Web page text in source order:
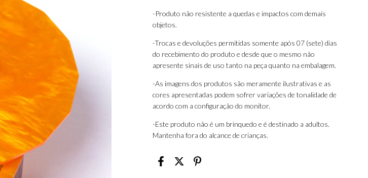
-Produto não resistente a quedas e impactos com demais
objetos.
-Trocas e devoluções permitidas somente após 07 (sete) dias
do recebimento do produto e desde que o mesmo não
apresente sinais de uso tanto na peça quanto na embalagem.
-As imagens dos produtos são meramente ilustrativas e as
cores apresentadas podem sofrer variações de tonalidade de
acordo com a configuração do monitor.
-Este produto não é um brinquedo e é destinado a adultos.
Mantenha fora do alcance de crianças.